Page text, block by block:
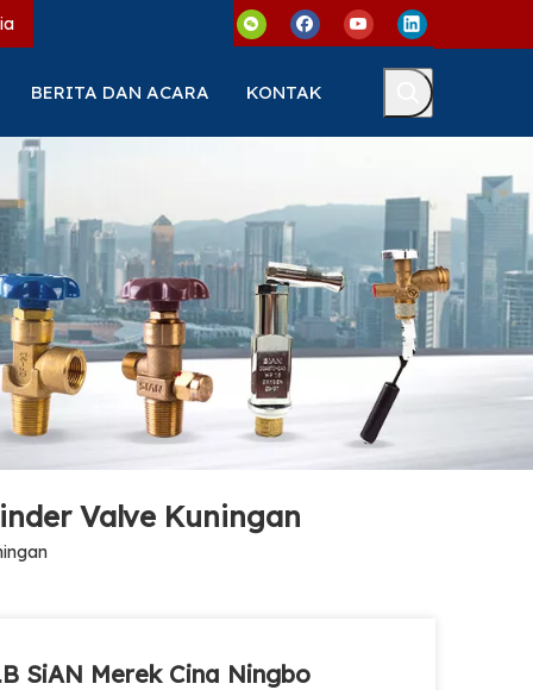
BERITA DAN ACARA KONTAK
Valve Kuningan
SiAN Merek Cina Ningbo